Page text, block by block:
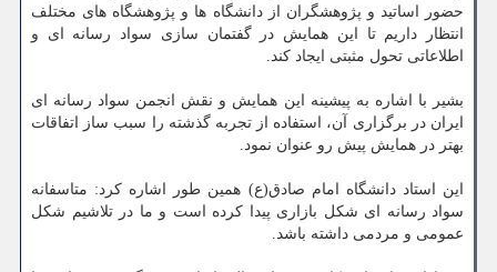
حضور اساتید و پژوهشگران از دانشگاه ها و پژوهشگاه های مختلف
انتظار داریم تا این همایش در گفتمان سازی سواد رسانه ای و
اطلاعاتی تحول مثبتی ایجاد كند.
بشیر با اشاره به پیشینه این همایش و نقش انجمن سواد رسانه ای
ایران در برگزاری آن، استفاده از تجربه گذشته را سبب ساز اتفاقات
بهتر در همایش پیش رو عنوان نمود.
این استاد دانشگاه امام صادق(ع) همین طور اشاره كرد: متاسفانه
سواد رسانه ای شكل بازاری پیدا كرده است و ما در تلاشیم شكل
عمومی و مردمی داشته باشد.